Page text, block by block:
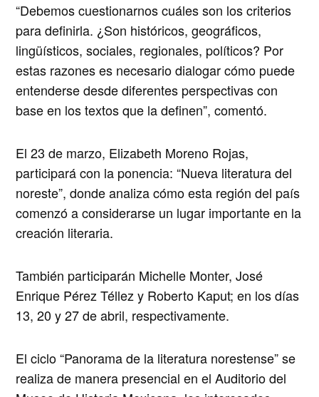
“Debemos cuestionarnos cuáles son los criterios
para definirla. ¿Son históricos, geográficos,
lingüísticos, sociales, regionales, políticos? Por
estas razones es necesario dialogar cómo puede
entenderse desde diferentes perspectivas con
base en los textos que la definen”, comentó.
El 23 de marzo, Elizabeth Moreno Rojas,
participará con la ponencia: “Nueva literatura del
noreste”, donde analiza cómo esta región del país
comenzó a considerarse un lugar importante en la
creación literaria.
También participarán Michelle Monter, José
Enrique Pérez Téllez y Roberto Kaput; en los días
13, 20 y 27 de abril, respectivamente.
El ciclo “Panorama de la literatura norestense” se
realiza de manera presencial en el Auditorio del